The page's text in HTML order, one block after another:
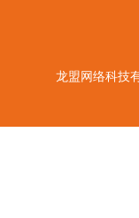
龙盟网络科技